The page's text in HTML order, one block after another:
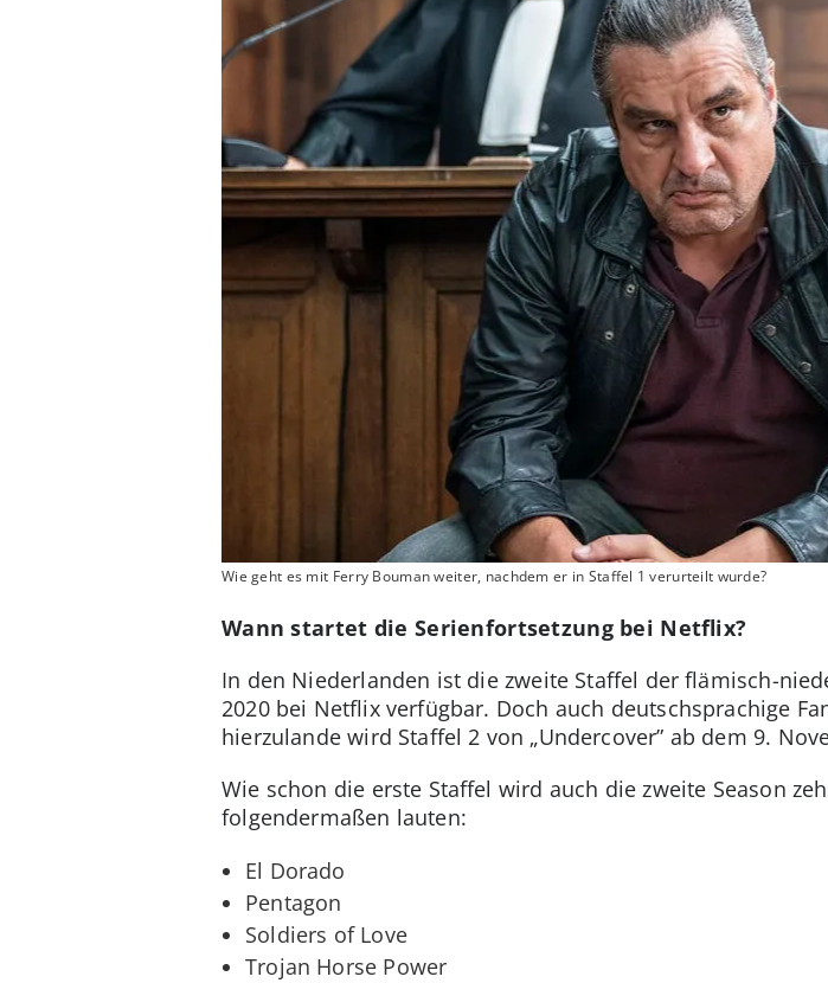
Wie geht es mit Ferry Bouman weiter, nachdem er in Staffel 1 verurteilt wurde?
Wann startet die Serienfortsetzung bei Netflix?
In den Niederlanden ist die zweite Staffel der flämisch-
2020 bei Netflix verfügbar. Doch auch deutschsprachige
hierzulande wird Staffel 2 von „Undercover” ab dem 9.
Wie schon die erste Staffel wird auch die zweite Season
folgendermaßen lauten:
El Dorado
Pentagon
Soldiers of Love
Trojan Horse Power